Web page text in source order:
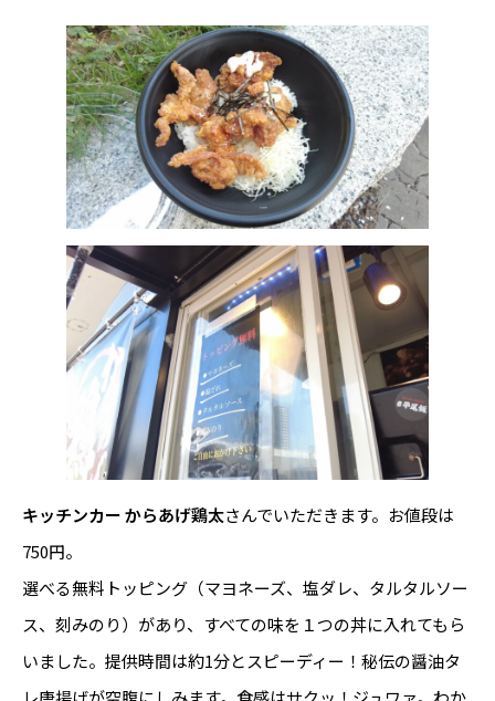
キッチンカー からあげ鶏太さんでいただきます。お値段は
750円。
選べる無料トッピング（マヨネーズ、塩ダレ、タルタルソー
ス、刻みのり）があり、すべての味を１つの丼に入れてもら
いました。提供時間は約1分とスピーディー！秘伝の醤油タ